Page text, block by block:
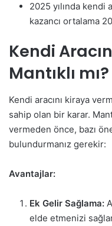
2025 yılında kendi
kazancı ortalama
Kendi
Mantıklı mı?
Kendi aracını kiraya
sahip olan bir karar.
vermeden önce, bazı
bulundurmanız gerekir:
Avantajlar:
Ek Gelir Sağlama:
elde etmenizi